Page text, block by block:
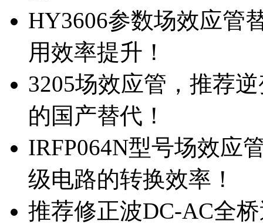
HY3606参数场效应管
用效率提升！
3205场效应管，推荐
的国产替代！
IRFP064N型号场效应
级电路的转换效率！
推荐修正波DC-AC全